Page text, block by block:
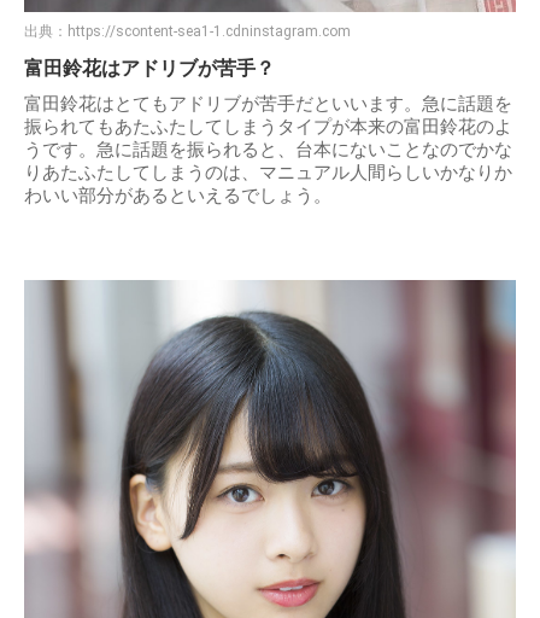
出典： https://scontent-sea1-1.cdninstagram.com
富田鈴花はアドリブが苦手？
富田鈴花はとてもアドリブが苦手だといいます。急に話題を
振られてもあたふたしてしまうタイプが本来の富田鈴花のよ
うです。急に話題を振られると、台本にないことなのでかな
りあたふたしてしまうのは、マニュアル人間らしいかなりか
わいい部分があるといえるでしょう。